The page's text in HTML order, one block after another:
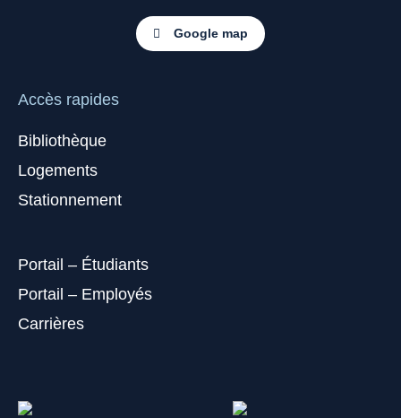
Google map
Accès rapides
Bibliothèque
Logements
Stationnement
Portail – Étudiants
Portail – Employés
Carrières